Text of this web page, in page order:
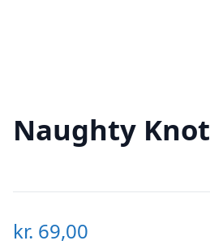
Naughty Knot
kr. 69,00